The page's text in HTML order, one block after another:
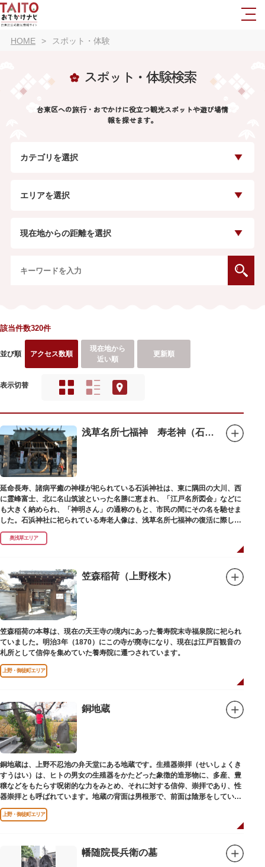
HOME スポット・体験
スポット・体験検索
台東区への旅行・おでかけに役立つ観光スポットや遊び場情
報を探せます。
カテゴリを選択
エリアを選択
現在地からの距離を選択
該当件数320件
並び順 アクセス数順
現在地から
近い順
更新順
表示切替
浅草名所七福神 寿老神（石浜神社）
延命長寿、諸病平癒の神様が祀られている石浜神社は、東に隅田の大川、西
に霊峰富士、北に名山筑波といった名勝に恵まれ、「江戸名所図会」などに
も大きく納められ、「神明さん」の通称のもと、市民の間にその名を馳せま
した。石浜神社に祀られている寿老人像は、浅草名所七福神の復活に際し、
延命長寿の神として奉安されたものです。
奥浅草エリア
笠森稲荷（上野桜木）
笠森稲荷の本尊は、現在の天王寺の境内にあった養寿院末寺福泉院に祀られ
ていました。明治3年（1870）にこの寺が廃寺になり、現在は江戸百観音の
札所として信仰を集めていた養寿院に遷つされています。
上野・御徒町エリア
銅地蔵
銅地蔵は、上野不忍池の弁天堂にある地蔵です。生殖器崇拝（せいしょくき
すうはい）は、ヒトの男女の生殖器をかたどった象徴的造形物に、多産、豊
穣などをもたらす呪術的な力をみとめ、それに対する信仰、崇拝であり、性
器崇拝とも呼ばれています。地蔵の背面は男根形で、前面は陰形をしていま
す。
上野・御徒町エリア
幡随院長兵衛の墓